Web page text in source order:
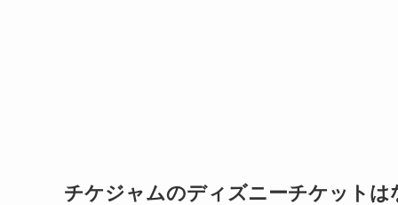
チケジャムのディズニーチケットは